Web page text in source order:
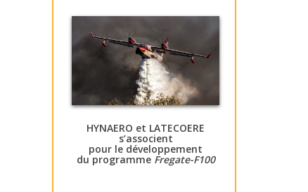
HYNAERO et LATECOERE
s’associent
pour le développement
du programme Fregate-F100